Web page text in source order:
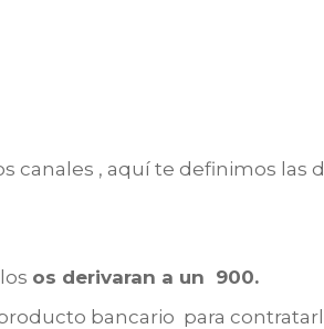
canales , aquí te definimos las
os derivaran a un 900.
bancario para